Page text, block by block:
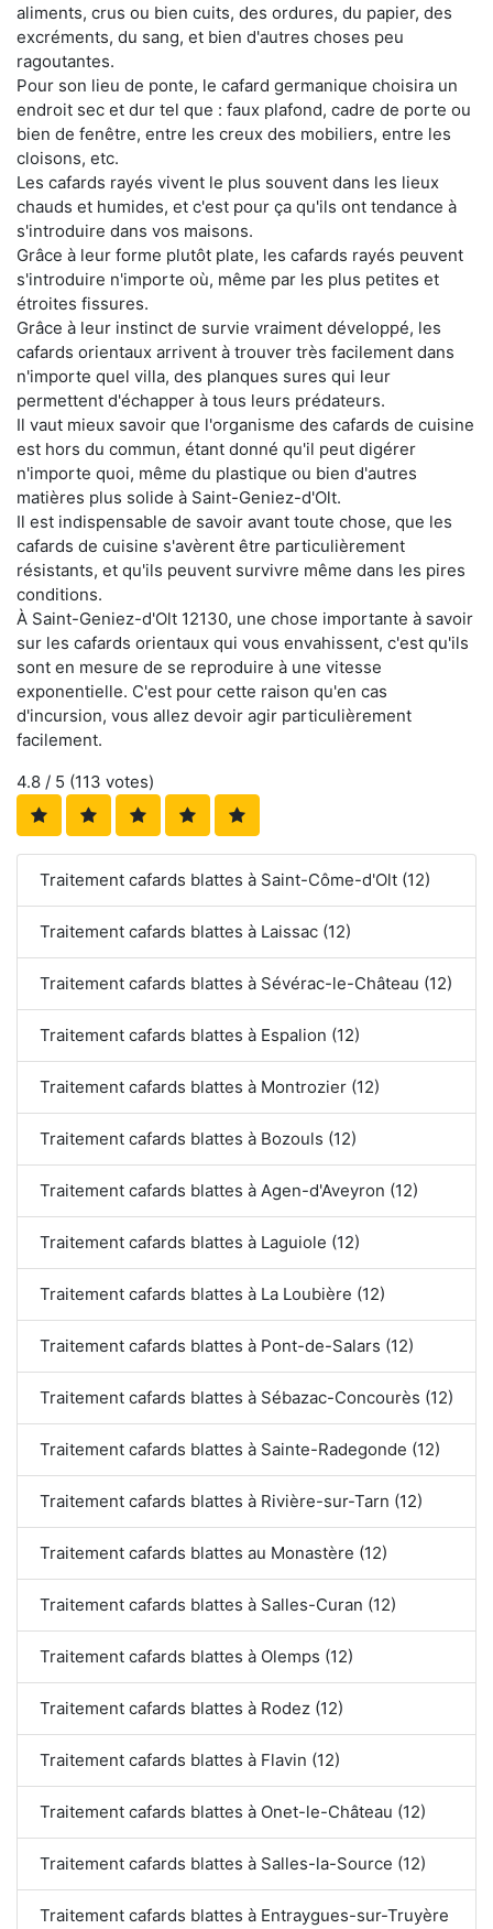
aliments, crus ou bien cuits, des ordures, du papier, des
excréments, du sang, et bien d'autres choses peu
ragoutantes.
Pour son lieu de ponte, le cafard germanique choisira un
endroit sec et dur tel que : faux plafond, cadre de porte ou
bien de fenêtre, entre les creux des mobiliers, entre les
cloisons, etc.
Les cafards rayés vivent le plus souvent dans les lieux
chauds et humides, et c'est pour ça qu'ils ont tendance à
s'introduire dans vos maisons.
Grâce à leur forme plutôt plate, les cafards rayés peuvent
s'introduire n'importe où, même par les plus petites et
étroites fissures.
Grâce à leur instinct de survie vraiment développé, les
cafards orientaux arrivent à trouver très facilement dans
n'importe quel villa, des planques sures qui leur
permettent d'échapper à tous leurs prédateurs.
Il vaut mieux savoir que l'organisme des cafards de cuisine
est hors du commun, étant donné qu'il peut digérer
n'importe quoi, même du plastique ou bien d'autres
matières plus solide à Saint-Geniez-d'Olt.
Il est indispensable de savoir avant toute chose, que les
cafards de cuisine s'avèrent être particulièrement
résistants, et qu'ils peuvent survivre même dans les pires
conditions.
À Saint-Geniez-d'Olt 12130, une chose importante à savoir
sur les cafards orientaux qui vous envahissent, c'est qu'ils
sont en mesure de se reproduire à une vitesse
exponentielle. C'est pour cette raison qu'en cas
d'incursion, vous allez devoir agir particulièrement
facilement.
4.8 / 5 (113 votes)
Traitement cafards blattes à Saint-Côme-d'Olt (12)
Traitement cafards blattes à Laissac (12)
Traitement cafards blattes à Sévérac-le-Château (12)
Traitement cafards blattes à Espalion (12)
Traitement cafards blattes à Montrozier (12)
Traitement cafards blattes à Bozouls (12)
Traitement cafards blattes à Agen-d'Aveyron (12)
Traitement cafards blattes à Laguiole (12)
Traitement cafards blattes à La Loubière (12)
Traitement cafards blattes à Pont-de-Salars (12)
Traitement cafards blattes à Sébazac-Concourès (12)
Traitement cafards blattes à Sainte-Radegonde (12)
Traitement cafards blattes à Rivière-sur-Tarn (12)
Traitement cafards blattes au Monastère (12)
Traitement cafards blattes à Salles-Curan (12)
Traitement cafards blattes à Olemps (12)
Traitement cafards blattes à Rodez (12)
Traitement cafards blattes à Flavin (12)
Traitement cafards blattes à Onet-le-Château (12)
Traitement cafards blattes à Salles-la-Source (12)
Traitement cafards blattes à Entraygues-sur-Truyère